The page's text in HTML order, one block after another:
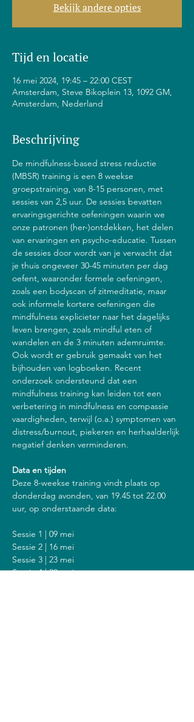
Bekijk andere opties
Tijd en locatie
16 mei 2024, 19:45 – 22:00 CEST
Amsterdam, Steve Bikoplein 13, 1092 GM,
Amsterdam, Nederland
Beschrijving
De mindfulness-based stress reductie
(MBSR) training is een 8 weekse
groepstraining, van 8-15 personen, met
sessies van 2,5 uur. De sessies bevatten
ervaringsgerichte oefeningen waarin we
onze patronen (her-)ontdekken, het delen
van ervaringen en psycho-educatie. Tussen
de sessies door wordt van je verwacht dat
je thuis ongeveer 30-45 minuten per dag
oefent, waaronder formele oefeningen,
zoals een bodyscan of zitmeditatie, maar
ook informele kortere oefeningen die
mindfulness explicieter naar het dagelijks
leven brengen, zoals mindful eten of
wandelen en de 3 minuten ademruimte.
Ook wordt er gebruik gemaakt van het
bijhouden van logboeken. Recent
onderzoek ondersteund dat een
mindfulness training kan leiden tot een
verbetering in mindfulness en compassie
vaardigheden, terwijl (o.a.) symptomen van
distress/burnout, piekeren en herhaalderlijk
negatief denken verminderen.
Data en tijden
Deze 8-weekse training vindt plaats op
donderdag avonden, van 19.45 tot 22.00
uur, op onderstaande data:
Sessie 1 | 09 mei
Sessie 2 | 16 mei
Sessie 3 | 23 mei
Sessie 4 | 30 mei